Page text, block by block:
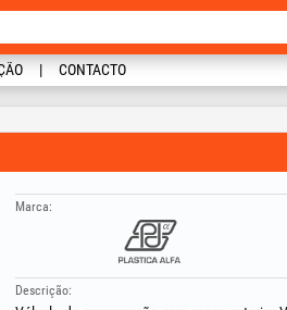
CONTACTO
Marca:
Descrição: